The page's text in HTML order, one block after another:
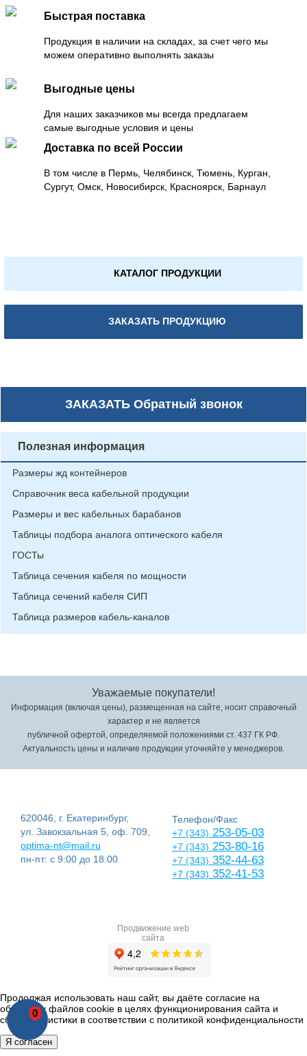
Быстрая поставка
Продукция в наличии на складах, за счет чего мы
можем оперативно выполнять заказы
Выгодные цены
Для наших заказчиков мы всегда предлагаем
самые выгодные условия и цены
Доставка по всей России
В том числе в Пермь, Челябинск, Тюмень, Курган,
Сургут, Омск, Новосибирск, Красноярск, Барнаул
КАТАЛОГ ПРОДУКЦИИ
ЗАКАЗАТЬ ПРОДУКЦИЮ
ЗАКАЗАТЬОбратный звонок
0
Полезная информация
Размеры жд контейнеров
Справочник веса кабельной продукции
Размеры и вес кабельных барабанов
Таблицы подбора аналога оптического кабеля
ГОСТы
Таблица сечения кабеля по мощности
Таблица сечений кабеля СИП
Таблица размеров кабель-каналов
Уважаемые покупатели!
Информация (включая цены), размещенная на сайте, носит справочный
характер и не является
публичной офертой, определяемой положениями ст. 437 ГК РФ.
Актуальность цены и наличие продукции уточняйте у менеджеров.
620046, г. Екатеринбург,
ул. Завокзальная 5, оф. 709,
optima-nt@mail.ru
пн-пт: с 9:00 до 18:00
Телефон/Факс
+7 (343) 253-05-03
+7 (343) 253-80-16
+7 (343) 352-44-63
+7 (343) 352-41-53
Продвижение web
сайта
Продолжая использовать наш сайт, вы даёте согласие на
обработку файлов cookie в целях функционирования сайта и
сбора статистики в соответствии с политикой конфиденциальности
Я согласен